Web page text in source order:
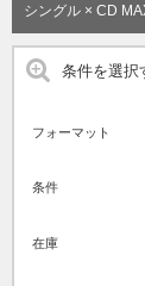
シングル × CD
条件を選択
フォーマット
条件
在庫